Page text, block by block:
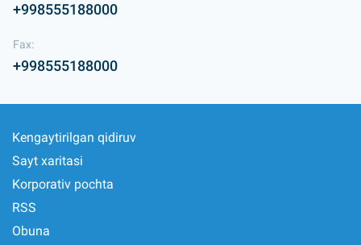
+998555188000
Fax:
+998555188000
Kengaytirilgan qidiruv
Sayt xaritasi
Korporativ pochta
RSS
Obuna